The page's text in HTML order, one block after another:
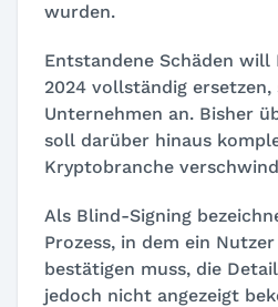
wurden.
Entstandene Schäden will
2024 vollständig
Unternehmen an. Bisher
soll darüber hinaus
Kryptobranche
Als Blind-Signing
Prozess, in dem ein
bestätigen muss, die
jedoch nicht angezeigt